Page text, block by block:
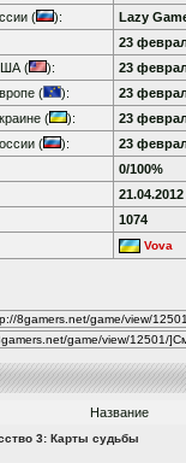
(
):
Lazy
23
(
):
23
(
):
23
(
):
23
(
):
23
0/100%
21.04.2012
1074
Vova
Название
3: Карты судьбы